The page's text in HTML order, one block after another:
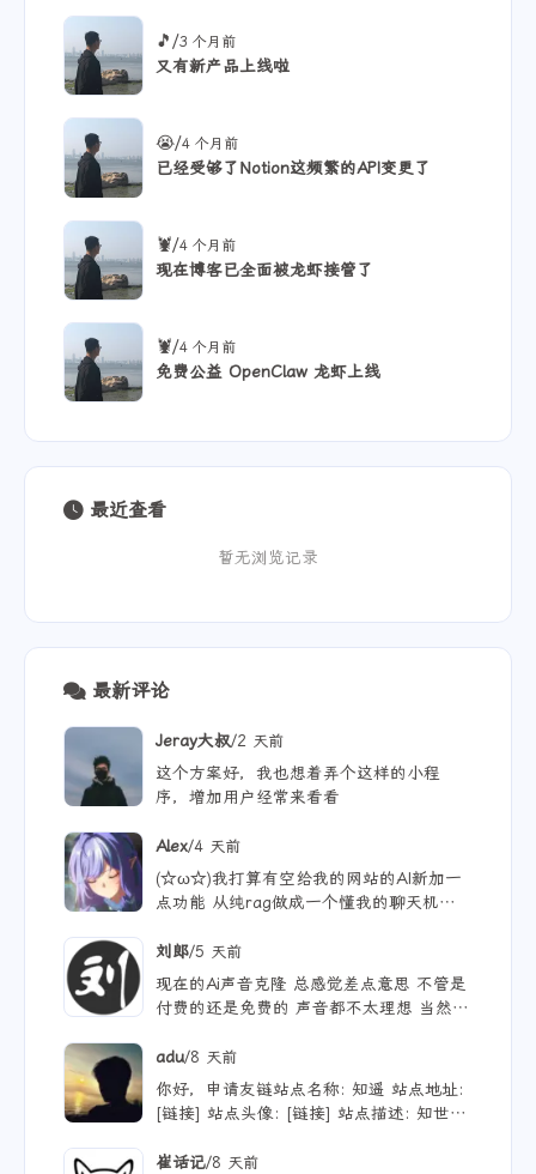
🎵/3 个月前
又有新产品上线啦
😭/4 个月前
已经受够了Notion这频繁的API变更了
🦞/4 个月前
现在博客已全面被龙虾接管了
🦞/4 个月前
免费公益 OpenClaw 龙虾上线
最近查看
暂无浏览记录
最新评论
Jeray大叔/2 天前
这个方案好，我也想着弄个这样的小程
序，增加用户经常来看看
Alex/4 天前
(☆ω☆)我打算有空给我的网站的AI新加一
点功能 从纯rag做成一个懂我的聊天机器
可以薅免费额度的API 还有DeepSeek的低
价API 太爽啦
刘郎/5 天前
现在的Ai声音克隆 总感觉差点意思 不管是
付费的还是免费的 声音都不太理想 当然
adu/8 天前
你好，申请友链站点名称: 知遥 站点地址:
[链接] 站点头像: [链接] 站点描述: 知世故
崔话记/8 天前